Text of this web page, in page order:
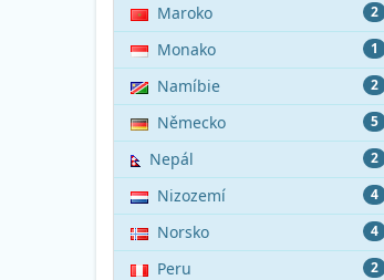
2
Maroko
1
Monako
2
Namíbie
5
Německo
2
Nepál
4
Nizozemí
4
Norsko
2
Peru